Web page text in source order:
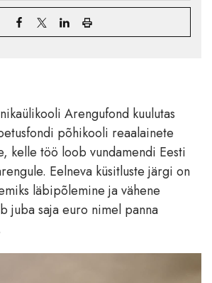
Arengufond kuulutas
põhikooli reaalainete
kelle töö loob vundamendi Eesti
Eelneva küsitluste järgi on
läbipõlemine ja vähene
juba saja euro nimel panna